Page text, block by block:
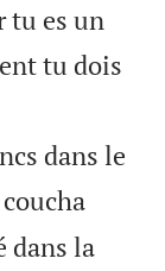
tu es un
tu dois
dans le
dans la